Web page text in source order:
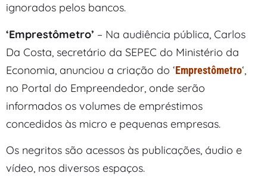
ignorados pelos bancos.
‘Emprestômetro’ – Na audiência pública, Carlos
Da Costa, secretário da SEPEC do Ministério da
Economia, anunciou a criação do ‘Emprestômetro‘,
no Portal do Empreendedor, onde serão
informados os volumes de empréstimos
concedidos às micro e pequenas empresas.
Os negritos são acessos às publicações, áudio e
vídeo, nos diversos espaços.